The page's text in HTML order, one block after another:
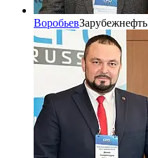
ВоробьевЗарубежнефть